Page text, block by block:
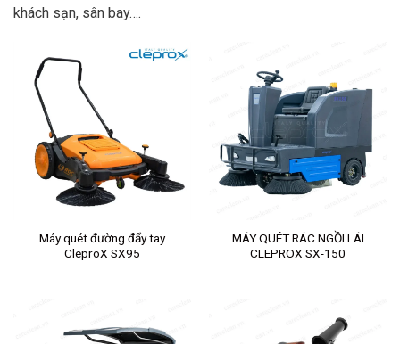
khách sạn, sân bay….
Máy quét đường đẩy tay
CleproX SX95
MÁY QUÉT RÁC NGỒI LÁI
CLEPROX SX-150